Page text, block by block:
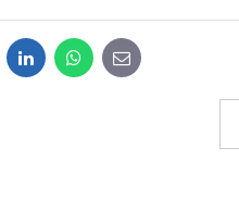
LinkedInWhatsApp
E-
mail